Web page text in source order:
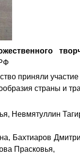
приняли участие
страны и
Невмятуллин
Бахтиаров
Прасковья,